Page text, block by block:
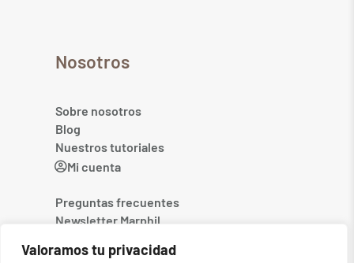
Valoramos tu privacidad
Nosotros
Sobre nosotros
Blog
Nuestros tutoriales
Mi cuenta
Preguntas frecuentes
Newsletter Marphil